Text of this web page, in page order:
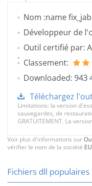
Nom :name
Développeur de
Outil certifié par:
Classement:
Downloaded: 943
Téléchargez
Limitations: la version
sauvegardes, de
GRATUITEMENT. La
Voir plus d'informations sur
vérifier le nom de la société
Fichiers dll populaires